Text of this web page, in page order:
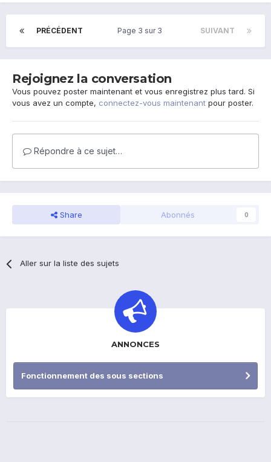
PRÉCÉDENT SUIVANT
Page 3 sur 3
Rejoignez la conversation
Vous pouvez poster maintenant et vous enregistrez plus tard. Si
vous avez un compte, connectez-vous maintenant pour poster.
Répondre à ce sujet…
Share Abonnés 0
Aller sur la liste des sujets
ANNONCES
Fonctionnement des sous sections